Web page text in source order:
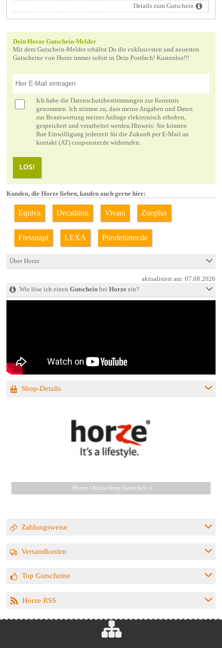
Details zum Gutschein
Dein Horze Gutschein-Melder
Mit dem Gutschein-Melder erhältst Du die exklusivsten und neuesten
Gutscheine von Horze immer sofort in Dein Postfach! Kostenlos!!!
Ich habe die Datenschutzbestimmungen zur Kenntnis
genommen. Ich stimme zu, dass meine Angaben und Daten
zur Beantwortung meiner Anfrage elektronisch erhoben,
gespeichert und verarbeitet werden.Hinweis: Sie können
Ihre Einwilligung jederzeit für die Zukunft per E-Mail an
kontakt (AT) couponster.de widerrufen.
LOS!
Kunden, die Horze lieben, kaufen auch gerne hier:
Equiva Decathlon Vivara Zooplus
Fressnapf LEXA Pferdefutter.de
Über Horze
aktualisiert am:07.08.2026
Wie löse ich einen Gutscheinbei Horzeein?
Shop-Details
Horze Onlineshop besuchen »
Zahlungsweise
Versandkosten
Top Gutscheine
Horze RSS